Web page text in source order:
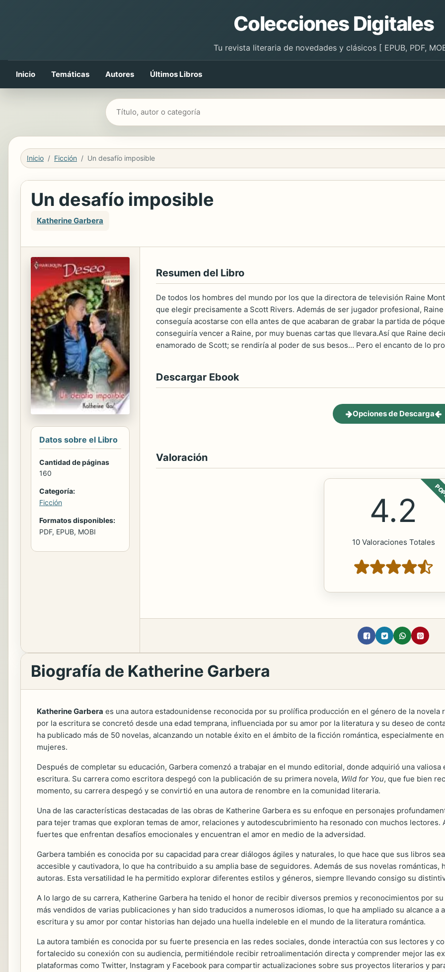
Colecciones Digitales
Tu revista literaria de novedades y clásicos [ EPUB, PDF,
Inicio Temáticas Autores Últimos Libros
Buscar libros
Inicio Ficción Un desafío imposible
Un desafío imposible
Katherine Garbera
Datos sobre el Libro
Cantidad de páginas
160
Categoría:
Ficción
Formatos disponibles:
PDF, EPUB, MOBI
Resumen del Libro
De todos los hombres del mundo por los que la directora de televisión Raine
que elegir precisamente a Scott Rivers. Además de ser jugador profesional,
conseguía acostarse con ella antes de que acabaran de grabar la partida de
conseguiría vencer a Raine, por muy buenas cartas que llevara.Así que Raine
enamorado de Scott; se rendiría al poder de sus besos… Pero el encanto de lo
Descargar Ebook
Opciones de Descarga
Valoración
4.2
10 Valoraciones Totales
Biografía de Katherine Garbera
Katherine Garbera es una autora estadounidense reconocida por su prolífica producción en el género de la novela
por la escritura se concretó desde una edad temprana, influenciada por su amor por la literatura y su deseo de
ha publicado más de 50 novelas, alcanzando un notable éxito en el ámbito de la ficción romántica, especialmente
mujeres.
Después de completar su educación, Garbera comenzó a trabajar en el mundo editorial, donde adquirió una
escritura. Su carrera como escritora despegó con la publicación de su primera novela, Wild for You, que fue bien
momento, su carrera despegó y se convirtió en una autora de renombre en la comunidad literaria.
Una de las características destacadas de las obras de Katherine Garbera es su enfoque en personajes
para tejer tramas que exploran temas de amor, relaciones y autodescubrimiento ha resonado con muchos
fuertes que enfrentan desafíos emocionales y encuentran el amor en medio de la adversidad.
Garbera también es conocida por su capacidad para crear diálogos ágiles y naturales, lo que hace que sus libros
accesible y cautivadora, lo que ha contribuido a su amplia base de seguidores. Además de sus novelas
autoras. Esta versatilidad le ha permitido explorar diferentes estilos y géneros, siempre llevando consigo su
A lo largo de su carrera, Katherine Garbera ha tenido el honor de recibir diversos premios y reconocimientos por
más vendidos de varias publicaciones y han sido traducidos a numerosos idiomas, lo que ha ampliado su alcance a
escritura y su amor por contar historias han dejado una huella indeleble en el mundo de la literatura romántica.
La autora también es conocida por su fuerte presencia en las redes sociales, donde interactúa con sus lectores y
fortalecido su conexión con su audiencia, permitiéndole recibir retroalimentación directa y comprender mejor las
plataformas como Twitter, Instagram y Facebook para compartir actualizaciones sobre sus proyectos literarios y